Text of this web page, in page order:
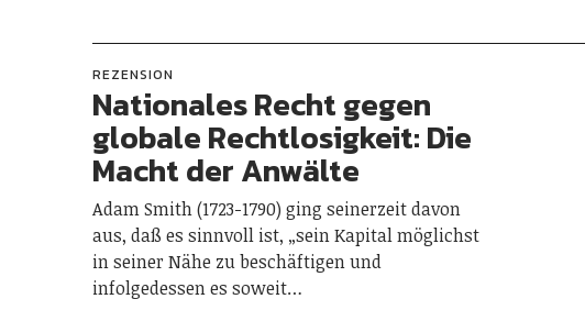
REZENSION
Nationales Recht gegen
globale Rechtlosigkeit: Die
Macht der Anwälte
Adam Smith (1723-1790) ging seinerzeit davon
aus, daß es sinnvoll ist, „sein Kapital möglichst
in seiner Nähe zu beschäftigen und
infolgedessen es soweit…